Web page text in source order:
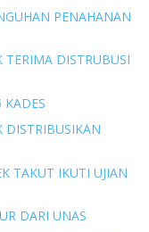
PENAHANAN
DISTRUBUSI
DISTRIBUSIKAN
TAKUT IKUTI UJIAN
DARI UNAS